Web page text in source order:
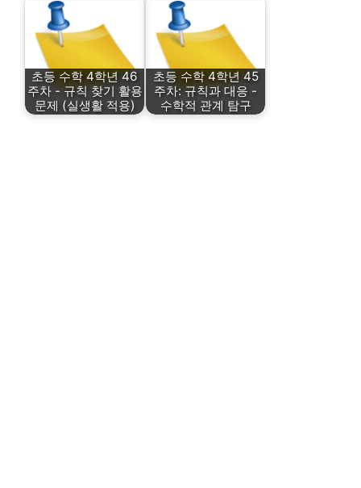
초등 수학 4학년 46
주차 - 규칙 찾기 활용
문제 (실생활 적용)
초등 수학 4학년 45
주차: 규칙과 대응 -
수학적 관계 탐구